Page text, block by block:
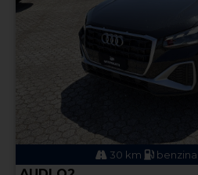
30 km benzina